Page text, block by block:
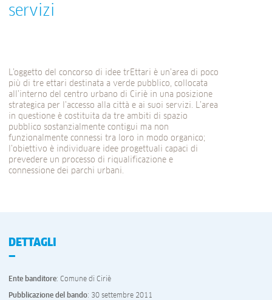
servizi
L’oggetto del concorso di idee trEttari è un’area di poco
più di tre ettari destinata a verde pubblico, collocata
all’interno del centro urbano di Ciriè in una posizione
strategica per l’accesso alla città e ai suoi servizi. L’area
in questione è costituita da tre ambiti di spazio
pubblico sostanzialmente contigui ma non
funzionalmente connessi tra loro in modo organico;
l’obiettivo è individuare idee progettuali capaci di
prevedere un processo di riqualificazione e
connessione dei parchi urbani.
DETTAGLI
Ente banditore: Comune di Ciriè
Pubblicazione del bando: 30 settembre 2011